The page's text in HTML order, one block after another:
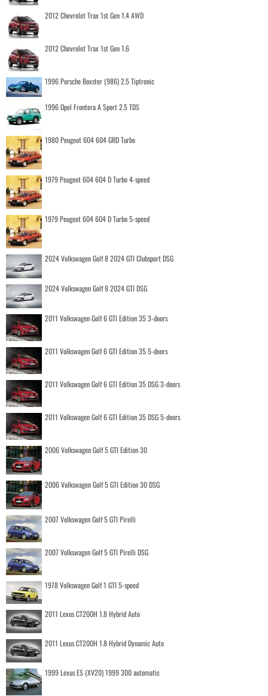
2012 Chevrolet Trax 1st Gen 1.4 AWD
2012 Chevrolet Trax 1st Gen 1.6
1996 Porsche Boxster (986) 2.5 Tiptronic
1996 Opel Frontera A Sport 2.5 TDS
1980 Peugeot 604 604 GRD Turbo
1979 Peugeot 604 604 D Turbo 4-speed
1979 Peugeot 604 604 D Turbo 5-speed
2024 Volkswagen Golf 8 2024 GTI Clubsport DSG
2024 Volkswagen Golf 8 2024 GTI DSG
2011 Volkswagen Golf 6 GTI Edition 35 3-doors
2011 Volkswagen Golf 6 GTI Edition 35 5-doors
2011 Volkswagen Golf 6 GTI Edition 35 DSG 3-doors
2011 Volkswagen Golf 6 GTI Edition 35 DSG 5-doors
2006 Volkswagen Golf 5 GTI Edition 30
2006 Volkswagen Golf 5 GTI Edition 30 DSG
2007 Volkswagen Golf 5 GTI Pirelli
2007 Volkswagen Golf 5 GTI Pirelli DSG
1978 Volkswagen Golf 1 GTI 5-speed
2011 Lexus CT200H 1.8 Hybrid Auto
2011 Lexus CT200H 1.8 Hybrid Dynamic Auto
1999 Lexus ES (XV20) 1999 300 automatic